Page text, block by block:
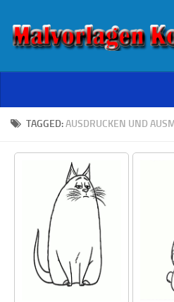
Starseite
TAGGED:AUSDRUCKEN UND